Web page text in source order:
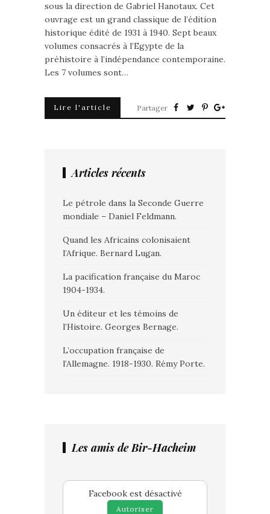
sous la direction de Gabriel Hanotaux. Cet
ouvrage est un grand classique de l’édition
historique édité de 1931 à 1940. Sept beaux
volumes consacrés à l’Egypte de la
préhistoire à l’indépendance contemporaine.
Les 7 volumes sont…
Lire l'article Partager
Articles récents
Le pétrole dans la Seconde Guerre
mondiale – Daniel Feldmann.
Quand les Africains colonisaient
l’Afrique. Bernard Lugan.
La pacification française du Maroc
1904-1934.
Un éditeur et les témoins de
l’Histoire. Georges Bernage.
L’occupation française de
l’Allemagne. 1918-1930. Rémy Porte.
Les amis de Bir-Hacheim
Facebook est désactivé
Autoriser